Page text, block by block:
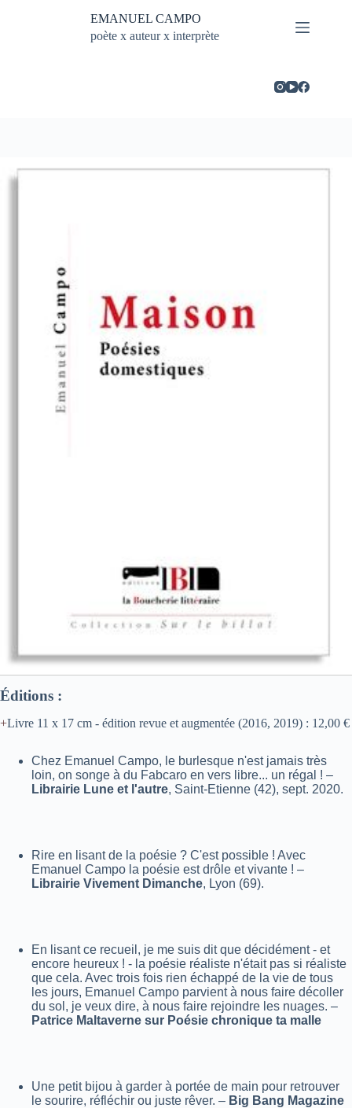
EMANUEL CAMPO
poète x auteur x interprète
Éditions :
Livre 11 x 17 cm - édition revue et augmentée (2016, 2019) : 12,00 €
Chez Emanuel Campo, le burlesque n'est jamais très
loin, on songe à du Fabcaro en vers libre... un régal ! –
Librairie Lune et l'autre, Saint-Etienne (42), sept. 2020.
Rire en lisant de la poésie ? C'est possible ! Avec
Emanuel Campo la poésie est drôle et vivante ! –
Librairie Vivement Dimanche, Lyon (69).
En lisant ce recueil, je me suis dit que décidément - et
encore heureux ! - la poésie réaliste n'était pas si réaliste
que cela. Avec trois fois rien échappé de la vie de tous
les jours, Emanuel Campo parvient à nous faire décoller
du sol, je veux dire, à nous faire rejoindre les nuages. –
Patrice Maltaverne sur Poésie chronique ta malle
Une petit bijou à garder à portée de main pour retrouver
le sourire, réfléchir ou juste rêver. – Big Bang Magazine